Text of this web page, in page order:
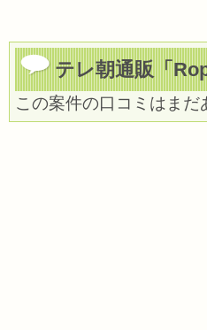
テレ朝通販「
この案件の口コミはまだ